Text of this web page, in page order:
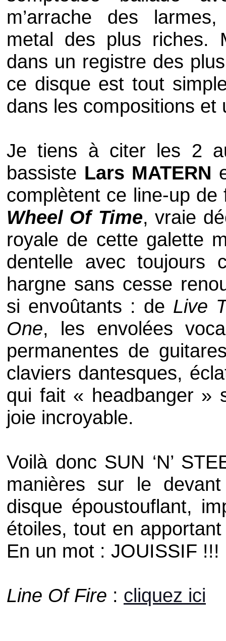
m’arrache des
metal des plus riches.
dans un registre des
ce disque est tout
dans les compositions
Je tiens à citer les 2
bassiste Lars MATERN
complètent ce line-up de
Wheel Of Time, vraie
royale de cette galette
dentelle avec toujours
hargne sans cesse
si envoûtants : de Live
One, les envolées
permanentes de
claviers dantesques,
qui fait « headbanger »
joie incroyable.
Voilà donc SUN ‘N’
manières sur le
disque époustouflant,
étoiles, tout en
En un mot : JOUISSIF !!!
Line Of Fire : cliquez ici